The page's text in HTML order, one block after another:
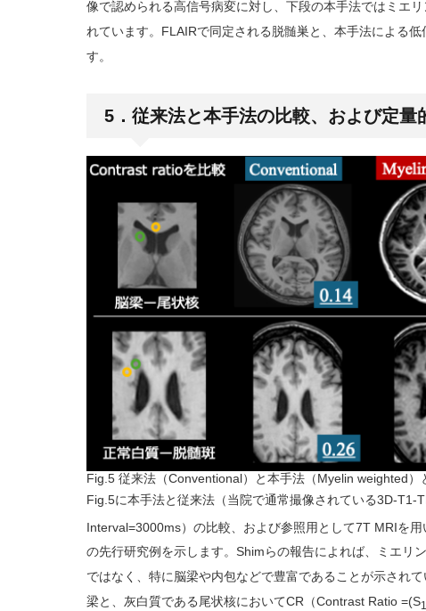
像で認められる高信号病変に対し、下段の本手法ではミエ
れています。FLAIRで同定される脱髄巣と、本手法による
す。
5．従来法と本手法の比較、および定量
Fig.5 従来法（Conventional）と本手法（Myelin weighted）
Fig.5に本手法と従来法（当院で通常撮像されている3D-T1-
Interval=3000ms）の比較、および参照用として7T MRIを用
の先行研究例を示します。Shimらの報告によれば、ミエリ
ではなく、特に脳梁や内包などで豊富であることが示され
梁と、灰白質である尾状核においてCR（Contrast Ratio =(S1